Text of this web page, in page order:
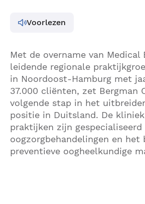
Voorlezen
Met de overname van Medical
leidende regionale
in Noordoost-Hamburg met
37.000 cliënten, zet Bergman
volgende stap in het
positie in Duitsland. De
praktijken zijn gespecialiseerd
oogzorgbehandelingen en het
preventieve oogheelkundige